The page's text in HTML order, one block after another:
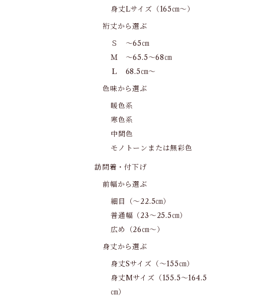
身丈Lサイズ（165㎝～）
裄丈から選ぶ
Ｓ ～65㎝
Ｍ ～65.5～68㎝
Ｌ 68.5㎝～
色味から選ぶ
暖色系
寒色系
中間色
モノトーンまたは無彩色
訪問着・付下げ
前幅から選ぶ
細目（～22.5㎝）
普通幅（23～25.5㎝）
広め（26㎝～）
身丈から選ぶ
身丈Sサイズ（～155㎝）
身丈Mサイズ（155.5～164.5
㎝）